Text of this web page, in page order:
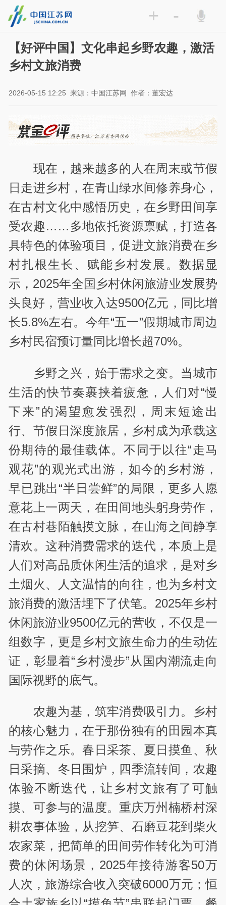
+ -
【好评中国】文化串起乡野农趣，激活
乡村文旅消费
2026-05-15 12:25 来源：中国江苏网 作者：董宏达
现在，越来越多的人在周末或节假
日走进乡村，在青山绿水间修养身心，
在古村文化中感悟历史，在乡野田间享
受农趣……多地依托资源禀赋，打造各
具特色的体验项目，促进文旅消费在乡
村扎根生长、赋能乡村发展。数据显
示，2025年全国乡村休闲旅游业发展势
头良好，营业收入达9500亿元，同比增
长5.8%左右。今年“五一”假期城市周边
乡村民宿预订量同比增长超70%。
乡野之兴，始于需求之变。当城市
生活的快节奏裹挟着疲惫，人们对“慢
下来”的渴望愈发强烈，周末短途出
行、节假日深度旅居，乡村成为承载这
份期待的最佳载体。不同于以往“走马
观花”的观光式出游，如今的乡村游，
早已跳出“半日尝鲜”的局限，更多人愿
意花上一两天，在田间地头躬身劳作，
在古村巷陌触摸文脉，在山海之间静享
清欢。这种消费需求的迭代，本质上是
人们对高品质休闲生活的追求，是对乡
土烟火、人文温情的向往，也为乡村文
旅消费的激活埋下了伏笔。2025年乡村
休闲旅游业9500亿元的营收，不仅是一
组数字，更是乡村文旅生命力的生动佐
证，彰显着“乡村漫步”从国内潮流走向
国际视野的底气。
农趣为基，筑牢消费吸引力。乡村
的核心魅力，在于那份独有的田园本真
与劳作之乐。春日采茶、夏日摸鱼、秋
日采摘、冬日围炉，四季流转间，农趣
体验不断迭代，让乡村文旅有了可触
摸、可参与的温度。重庆万州楠桥村深
耕农事体验，从挖笋、石磨豆花到柴火
农家菜，把简单的田间劳作转化为可消
费的休闲场景，2025年接待游客50万
人次，旅游综合收入突破6000万元；恒